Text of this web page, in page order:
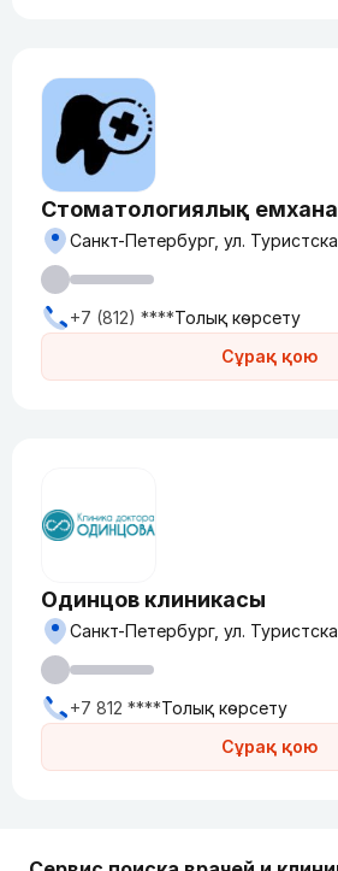
Стоматологиялық емхана
Сұрақ қою
Санкт-Петербург, ул.
+7 (812) ****Толық көрсету
Одинцов клиникасы
Сұрақ қою
Санкт-Петербург, ул.
+7 812 ****Толық көрсету